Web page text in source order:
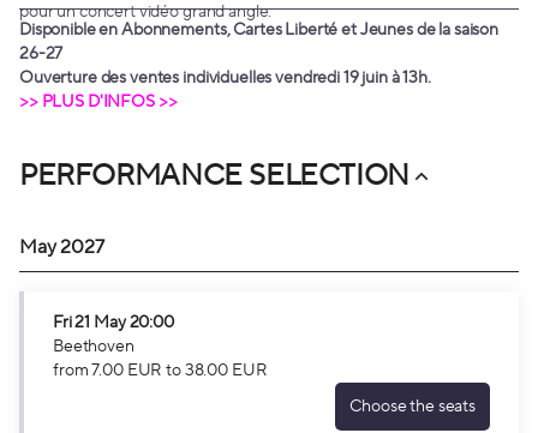
pour un concert vidéo grand angle.
Disponible en Abonnements, Cartes Liberté et Jeunes de la saison
26-27
Ouverture des ventes individuelles vendredi 19 juin à 13h.
>> PLUS D'INFOS >>
PERFORMANCE SELECTION
May 2027
Fri21 May20:00
Beethoven
from7.00 EUR to38.00 EUR
Choose the seats
Beethoven